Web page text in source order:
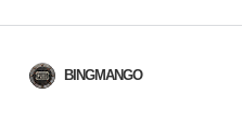
BINGMANGO